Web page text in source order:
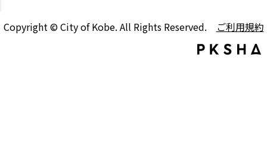
Copyright © City of Kobe. All Rights Reserved. ご利用規約